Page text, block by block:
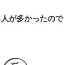
が多かったので